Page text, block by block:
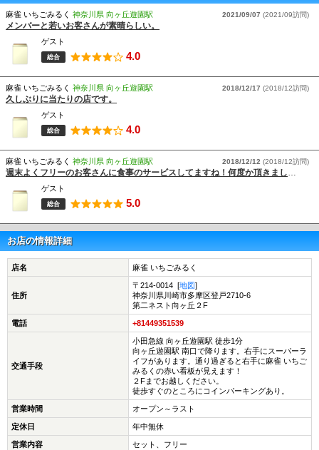
麻雀 いちごみるく 神奈川県 向ヶ丘遊園駅
メンバーと若いお客さんが素晴らしい。
2021/09/07 (2021/09訪問)
ゲスト
総合 4.0
麻雀 いちごみるく 神奈川県 向ヶ丘遊園駅
久しぶりに当たりの店です。
2018/12/17 (2018/12訪問)
ゲスト
総合 4.0
麻雀 いちごみるく 神奈川県 向ヶ丘遊園駅 2018/12/12 (2018/12訪問)
ゲスト
総合 5.0
お店の情報詳細
店名 麻雀 いちごみるく
住所
〒214-0014 [地図]
神奈川県川崎市多摩区登戸2710-6
第二ネスト向ヶ丘２F
電話 +81449351539
交通手段
小田急線 向ヶ丘遊園駅 徒歩1分
向ヶ丘遊園駅 南口で降ります。右手にスーパーラ
イフがあります。通り過ぎると右手に麻雀 いちご
みるくの赤い看板が見えます！
２Fまでお越しください。
徒歩すぐのところにコインパーキングあり。
営業時間 オープン～ラスト
定休日 年中無休
営業内容 セット、フリー